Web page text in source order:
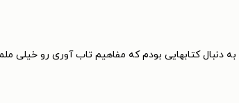
کتابهایی بودم که مفاهیم تاب آوری رو خیلی